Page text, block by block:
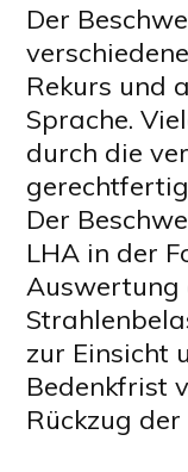
Der
Rekurs und
Sprache.
durch die
Der
LHA in der
Auswertung
zur Einsicht
Bedenkfrist
Rückzug